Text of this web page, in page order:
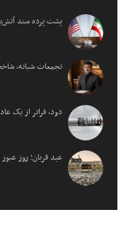
پشت پرده سند
تجمعات شبانه،
دود، فراتر از یک
عید قربان؛ روز